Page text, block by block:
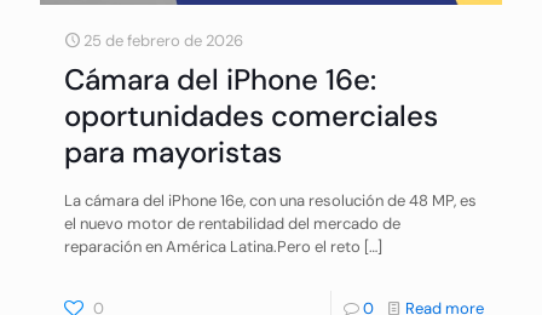
25 de febrero de 2026
Cámara del iPhone 16e:
oportunidades comerciales
para mayoristas
La cámara del iPhone 16e, con una resolución de 48 MP, es
el nuevo motor de rentabilidad del mercado de
reparación en América Latina.Pero el reto […]
0 0 Read more